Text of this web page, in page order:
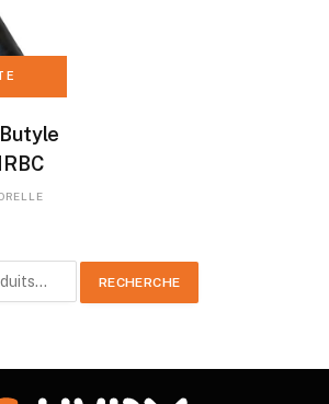
RECHERCHE